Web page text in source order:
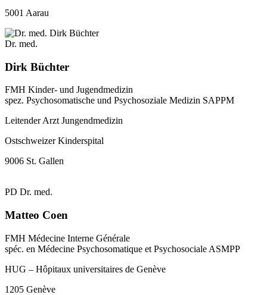
5001 Aarau
Dr. med.
Dirk Büchter
FMH Kinder- und Jugendmedizin
spez. Psychosomatische und Psychosoziale Medizin SAPPM
Leitender Arzt Jungendmedizin
Ostschweizer Kinderspital
9006 St. Gallen
PD Dr. med.
Matteo Coen
FMH Médecine Interne Générale
spéc. en Médecine Psychosomatique et Psychosociale ASMPP
HUG – Hôpitaux universitaires de Genève
1205 Genève